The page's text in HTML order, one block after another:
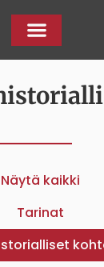
Näytä kaikki
Tarinat